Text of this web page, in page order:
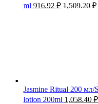
ml 916.92 ₽ 1,509.20₽
Jasmine Ritual 200 мл/
lotion 200ml 1,058.40 ₽